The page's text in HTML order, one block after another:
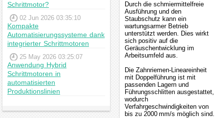
Schrittmotor?
02 Jun 2026 03:35:10
Kompakte
Automatisierungssysteme dank
integrierter Schrittmotoren
25 May 2026 03:25:07
Anwendung Hybrid
Schrittmotoren in
automatisierten
Produktionslinien
Durch die schmiermittelfreie
Ausführung und den
Staubschutz kann ein
wartungsarmer Betrieb
unterstützt werden. Dies wirkt
sich positiv auf die
Geräuschentwicklung im
Arbeitsumfeld aus.
Die Zahnriemen-Lineareinheit
mit Doppelführung ist mit
passenden Lagern und
Führungsschlitten ausgestattet,
wodurch
Verfahrgeschwindigkeiten von
bis zu 2000 mm/s möglich sind.